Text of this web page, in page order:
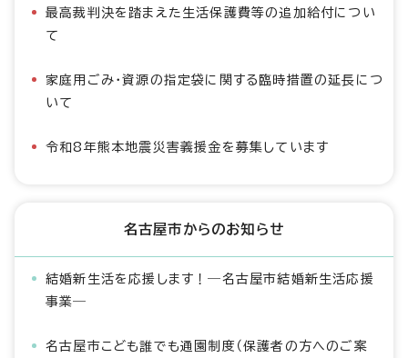
最高裁判決を踏まえた生活保護費等の追加給付につい
て
家庭用ごみ・資源の指定袋に関する臨時措置の延長につ
いて
令和8年熊本地震災害義援金を募集しています
名古屋市からのお知らせ
結婚新生活を応援します！―名古屋市結婚新生活応援
事業―
名古屋市こども誰でも通園制度（保護者の方へのご案